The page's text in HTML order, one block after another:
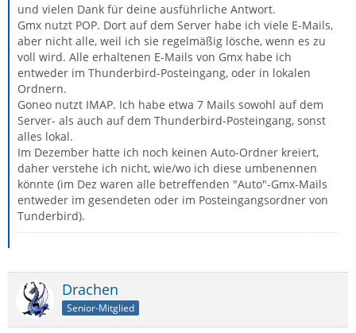
und vielen Dank für deine ausführliche Antwort.
Gmx nutzt POP. Dort auf dem Server habe ich viele E-Mails,
aber nicht alle, weil ich sie regelmäßig lösche, wenn es zu
voll wird. Alle erhaltenen E-Mails von Gmx habe ich
entweder im Thunderbird-Posteingang, oder in lokalen
Ordnern.
Goneo nutzt IMAP. Ich habe etwa 7 Mails sowohl auf dem
Server- als auch auf dem Thunderbird-Posteingang, sonst
alles lokal.
Im Dezember hatte ich noch keinen Auto-Ordner kreiert,
daher verstehe ich nicht, wie/wo ich diese umbenennen
könnte (im Dez waren alle betreffenden "Auto"-Gmx-Mails
entweder im gesendeten oder im Posteingangsordner von
Tunderbird).
Drachen
Senior-Mitglied